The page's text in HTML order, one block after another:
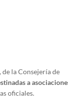
la Consejería de
a
oficiales.